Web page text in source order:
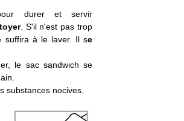
durer et servir
. S'il n'est pas trop
suffira à le laver. Il se
le sac sandwich se
substances nocives.